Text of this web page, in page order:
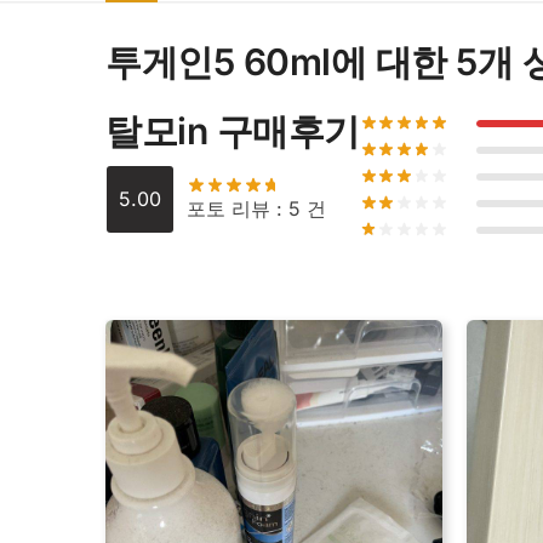
투게인5 60ml에 대한 5개
탈모in 구매후기
5.00 포토 리뷰 : 5 건